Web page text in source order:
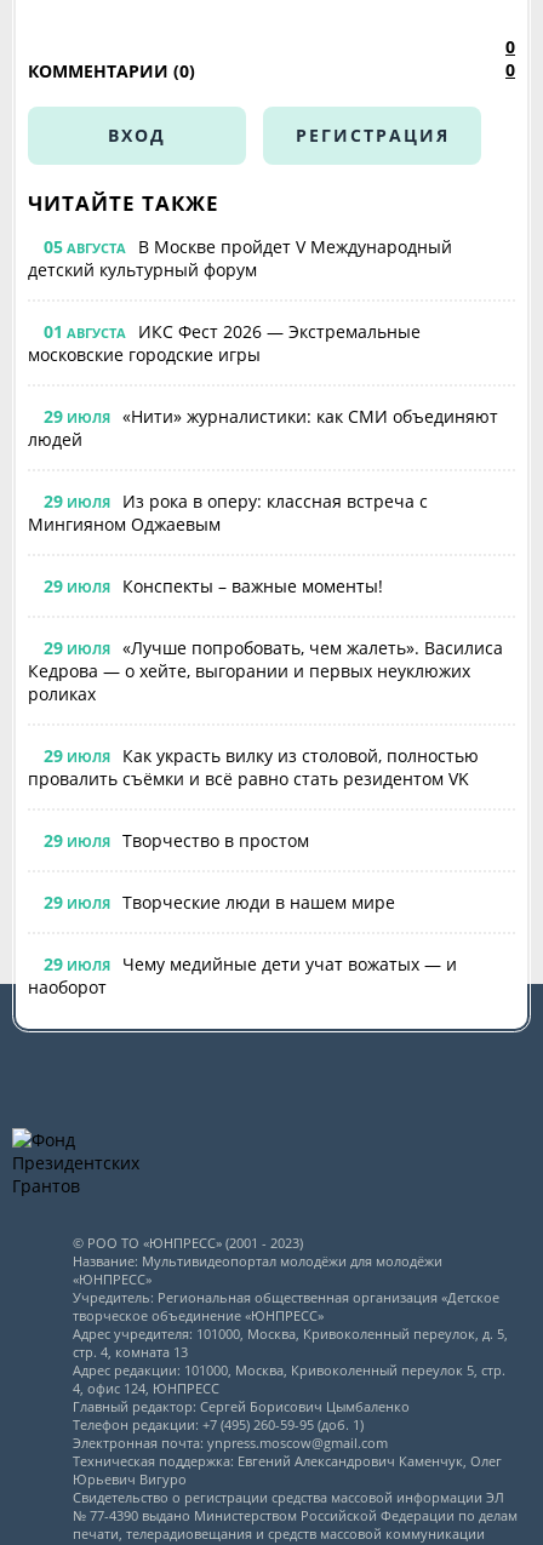
0
0
КОММЕНТАРИИ (0)
ВХОД РЕГИСТРАЦИЯ
ЧИТАЙТЕ ТАКЖЕ
05 АВГУСТА
В Москве пройдет V Международный
детский культурный форум
01 АВГУСТА
ИКС Фест 2026 — Экстремальные
московские городские игры
29 ИЮЛЯ
«Нити» журналистики: как СМИ объединяют
людей
29 ИЮЛЯ
Из рока в оперу: классная встреча с
Мингияном Оджаевым
29 ИЮЛЯ Конспекты – важные моменты!
29 ИЮЛЯ
«Лучше попробовать, чем жалеть». Василиса
Кедрова — о хейте, выгорании и первых неуклюжих
роликах
29 ИЮЛЯ
Как украсть вилку из столовой, полностью
провалить съёмки и всё равно стать резидентом VK
29 ИЮЛЯ Творчество в простом
29 ИЮЛЯ Творческие люди в нашем мире
29 ИЮЛЯ
Чему медийные дети учат вожатых — и
наоборот
© РОО ТО «ЮНПРЕСС» (2001 - 2023)
Название: Мультивидеопортал молодёжи для молодёжи
«ЮНПРЕСС»
Учредитель: Региональная общественная организация «Детское
творческое объединение «ЮНПРЕСС»
Адрес учредителя: 101000, Москва, Кривоколенный переулок, д. 5,
стр. 4, комната 13
Адрес редакции: 101000, Москва, Кривоколенный переулок 5, стр.
4, офис 124, ЮНПРЕСС
Главный редактор: Сергей Борисович Цымбаленко
Телефон редакции: +7 (495) 260-59-95 (доб. 1)
Электронная почта: ynpress.moscow@gmail.com
Техническая поддержка: Евгений Александрович Каменчук, Олег
Юрьевич Вигуро
Свидетельство о регистрации средства массовой информации ЭЛ
№ 77-4390 выдано Министерством Российской Федерации по делам
печати, телерадиовещания и средств массовой коммуникации